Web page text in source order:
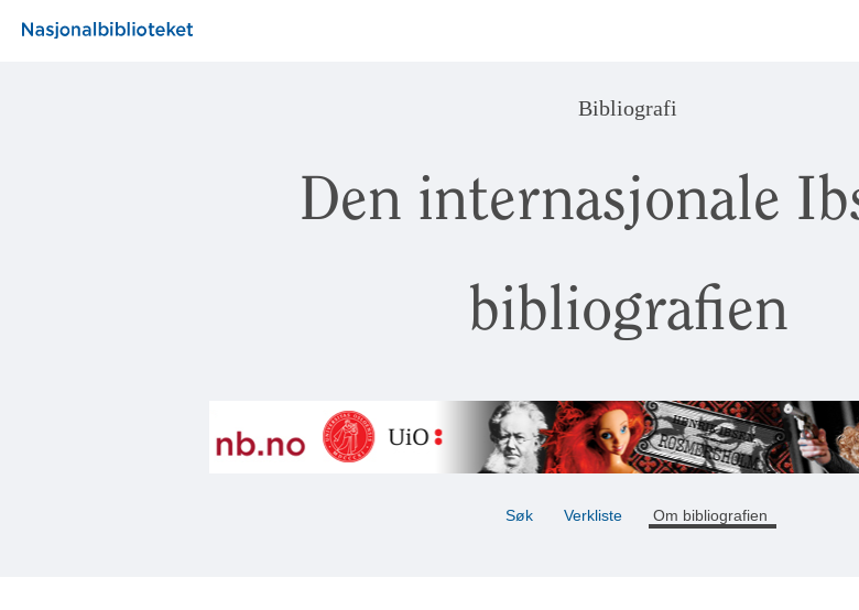
Bibliografi
Den internasjonale
bibliografien
Søk Verkliste Om bibliografien